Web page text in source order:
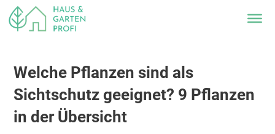
Welche Pflanzen sind als
Sichtschutz geeignet? 9 Pflanzen
in der Übersicht